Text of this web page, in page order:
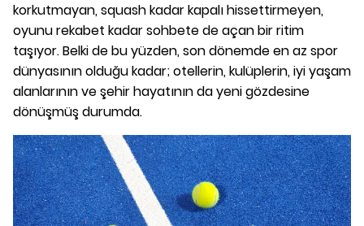
korkutmayan, squash kadar kapalı hissettirmeyen,
oyunu rekabet kadar sohbete de açan bir ritim
taşıyor. Belki de bu yüzden, son dönemde en az spor
dünyasının olduğu kadar; otellerin, kulüplerin, iyi yaşam
alanlarının ve şehir hayatının da yeni gözdesine
dönüşmüş durumda.